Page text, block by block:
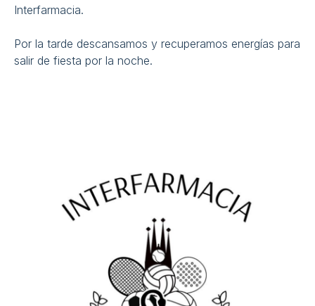
Interfarmacia.
Por la tarde descansamos y recuperamos energías para
salir de fiesta por la noche.